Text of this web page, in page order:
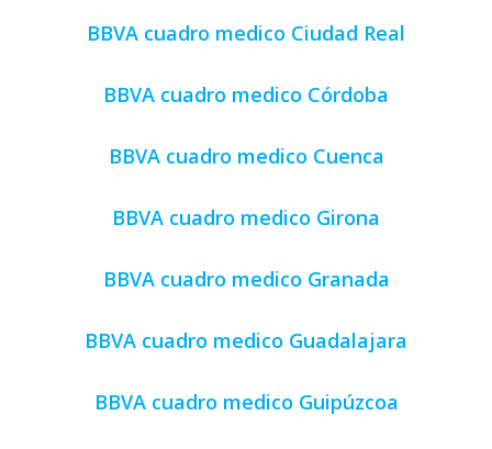
BBVA cuadro medico Ciudad Real
BBVA cuadro medico Córdoba
BBVA cuadro medico Cuenca
BBVA cuadro medico Girona
BBVA cuadro medico Granada
BBVA cuadro medico Guadalajara
BBVA cuadro medico Guipúzcoa